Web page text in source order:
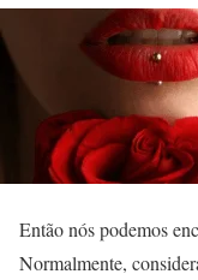
Então nós podemos
Normalmente,